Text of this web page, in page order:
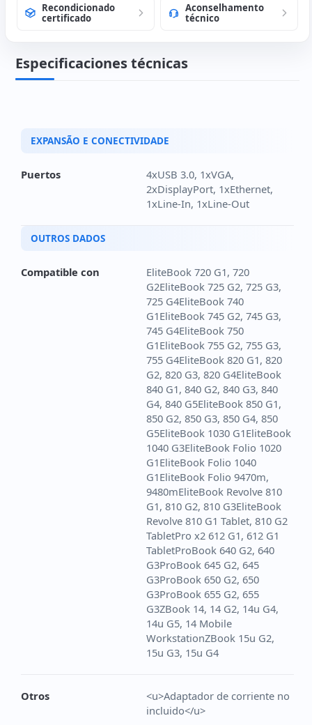
Recondicionado
certificado
Aconselhamento
técnico
Especificaciones técnicas
EXPANSÃO E CONECTIVIDADE
Puertos
4xUSB 3.0, 1xVGA,
2xDisplayPort, 1xEthernet,
1xLine-In, 1xLine-Out
OUTROS DADOS
Compatible con
EliteBook 720 G1, 720
G2EliteBook 725 G2, 725 G3,
725 G4EliteBook 740
G1EliteBook 745 G2, 745 G3,
745 G4EliteBook 750
G1EliteBook 755 G2, 755 G3,
755 G4EliteBook 820 G1, 820
G2, 820 G3, 820 G4EliteBook
840 G1, 840 G2, 840 G3, 840
G4, 840 G5EliteBook 850 G1,
850 G2, 850 G3, 850 G4, 850
G5EliteBook 1030 G1EliteBook
1040 G3EliteBook Folio 1020
G1EliteBook Folio 1040
G1EliteBook Folio 9470m,
9480mEliteBook Revolve 810
G1, 810 G2, 810 G3EliteBook
Revolve 810 G1 Tablet, 810 G2
TabletPro x2 612 G1, 612 G1
TabletProBook 640 G2, 640
G3ProBook 645 G2, 645
G3ProBook 650 G2, 650
G3ProBook 655 G2, 655
G3ZBook 14, 14 G2, 14u G4,
14u G5, 14 Mobile
WorkstationZBook 15u G2,
15u G3, 15u G4
Otros
<u>Adaptador de corriente no
incluido</u>